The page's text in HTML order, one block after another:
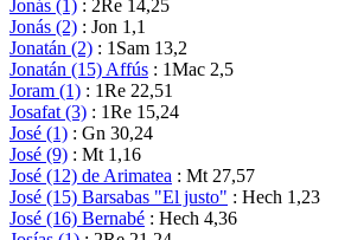
Jonás (1) : 2Re 14,25
Jonás (2) : Jon 1,1
Jonatán (2) : 1Sam 13,2
Jonatán (15) Affús : 1Mac 2,5
Joram (1) : 1Re 22,51
Josafat (3) : 1Re 15,24
José (1) : Gn 30,24
José (9) : Mt 1,16
José (12) de Arimatea : Mt 27,57
José (15) Barsabas "El justo" : Hech 1,23
José (16) Bernabé : Hech 4,36